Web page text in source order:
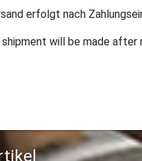
erfolgt nach
will be made